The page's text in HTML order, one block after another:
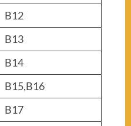
B12
B13
B14
B15,B16
B17